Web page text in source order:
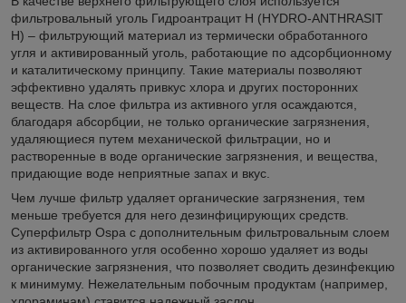
фильтровальный уголь Гидроантрацит H (HYDRO-ANTHRASIT
H) – фильтрующий материал из термически обработанного
угля и активированный уголь, работающие по адсорбционному
и каталитическому принципу. Такие материалы позволяют
эффективно удалять привкус хлора и других посторонних
веществ. На слое фильтра из активного угля осаждаются,
благодаря абсорбции, не только органические загрязнения,
удаляющиеся путем механической фильтрации, но и
растворенные в воде органические загрязнения, и вещества,
придающие воде неприятные запах и вкус.
Чем лучше фильтр удаляет органические загрязнения, тем
меньше требуется для него дезинфицирующих средств.
Суперфильтр Ospa с дополнительным фильтровальным слоем
из активированного угля особенно хорошо удаляет из воды
органические загрязнения, что позволяет сводить дезинфекцию
к минимуму. Нежелательным побочным продуктам (например,